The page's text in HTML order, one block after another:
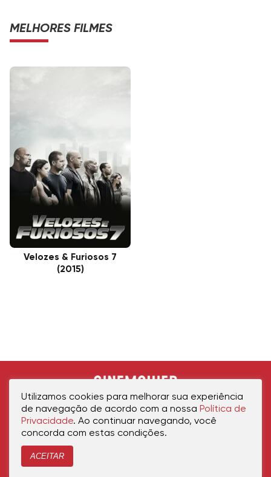
MELHORES FILMES
Velozes & Furiosos 7
(2015)
Utilizamos cookies para melhorar sua experiência
de navegação de acordo com a nossa Política de
Privacidade. Ao continuar navegando, você
concorda com estas condições.
ACEITAR